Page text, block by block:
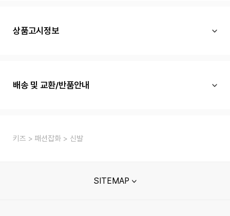
상품고시정보
배송 및 교환/반품안내
키즈 패션잡화 신발
SITEMAP